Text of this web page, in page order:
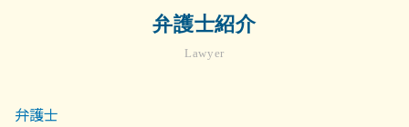
代襲相続 孫 遺留分
遺産分割協議書 同意しない
公正証書遺言 無効
賃貸 退去トラブル
不動産トラブル 立ち退き
債権 消滅時効
顧問弁護士 契約書
不動産トラブル 弁護士 相談 町田市
債権回収 弁護士 相談 町田市
労務問題 弁護士 相談 川崎市
弁護士紹介
Lawyer
弁護士